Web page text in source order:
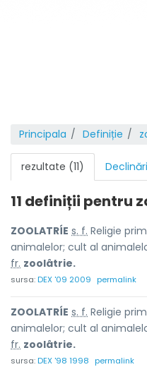
Principala Definiție
rezultate (11) Declinări
11 definiții pentru
ZOOLATRÍE s. f. Religie
animalelor; cult al
fr. zoolâtrie.
sursa:DEX '09 2009 permalink
ZOOLATRÍE s. f. Religie
animalelor; cult al
fr. zoolâtrie.
sursa:DEX '98 1998 permalink